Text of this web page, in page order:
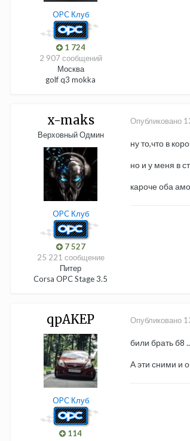
OPC Клуб
1 724
2 907 сообщений
Москва
golf q3 mokka
x-maks
Верховный Одмин
OPC Клуб
7 527
25 221 сообщение
Питер
Corsa OPC Stage 3.5
Опубликовано
ну то,что в
но и у меня в
кароче оба
qpAKEP
OPC Клуб
114
Опубликовано
били брать б8
А эти сними и